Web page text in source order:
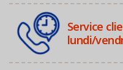
Service
lundi/